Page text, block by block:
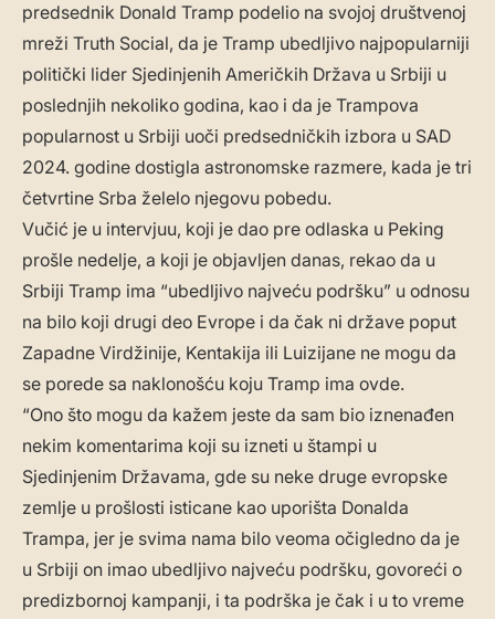
predsednik Donald Tramp podelio na svojoj društvenoj
mreži Truth Social, da je Tramp ubedljivo najpopularniji
politički lider Sjedinjenih Američkih Država u Srbiji u
poslednjih nekoliko godina, kao i da je Trampova
popularnost u Srbiji uoči predsedničkih izbora u SAD
2024. godine dostigla astronomske razmere, kada je tri
četvrtine Srba želelo njegovu pobedu.
Vučić je u intervjuu, koji je dao pre odlaska u Peking
prošle nedelje, a koji je objavljen danas, rekao da u
Srbiji Tramp ima “ubedljivo najveću podršku” u odnosu
na bilo koji drugi deo Evrope i da čak ni države poput
Zapadne Virdžinije, Kentakija ili Luizijane ne mogu da
se porede sa naklonošću koju Tramp ima ovde.
“Ono što mogu da kažem jeste da sam bio iznenađen
nekim komentarima koji su izneti u štampi u
Sjedinjenim Državama, gde su neke druge evropske
zemlje u prošlosti isticane kao uporišta Donalda
Trampa, jer je svima nama bilo veoma očigledno da je
u Srbiji on imao ubedljivo najveću podršku, govoreći o
predizbornoj kampanji, i ta podrška je čak i u to vreme